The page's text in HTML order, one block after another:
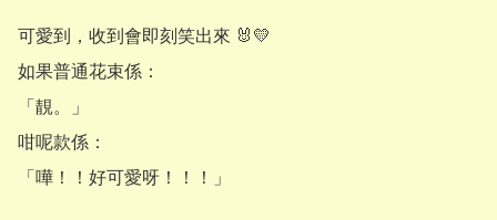
可愛到，收到會即刻笑出來 🐰💛
如果普通花束係：
「靚。」
咁呢款係：
「嘩！！好可愛呀！！！」